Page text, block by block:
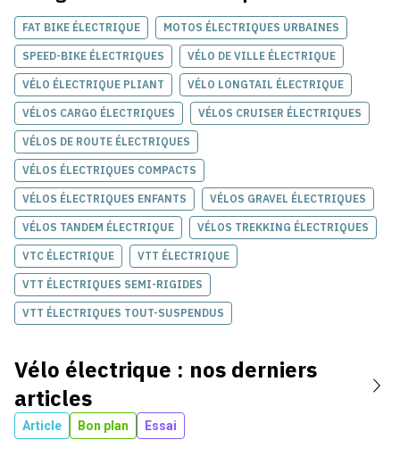
FAT BIKE ÉLECTRIQUE MOTOS ÉLECTRIQUES URBAINES
SPEED-BIKE ÉLECTRIQUES VÉLO DE VILLE ÉLECTRIQUE
VÉLO ÉLECTRIQUE PLIANT VÉLO LONGTAIL ÉLECTRIQUE
VÉLOS CARGO ÉLECTRIQUES VÉLOS CRUISER ÉLECTRIQUES
VÉLOS DE ROUTE ÉLECTRIQUES
VÉLOS ÉLECTRIQUES COMPACTS
VÉLOS ÉLECTRIQUES ENFANTS VÉLOS GRAVEL ÉLECTRIQUES
VÉLOS TANDEM ÉLECTRIQUE VÉLOS TREKKING ÉLECTRIQUES
VTC ÉLECTRIQUE VTT ÉLECTRIQUE
VTT ÉLECTRIQUES SEMI-RIGIDES
VTT ÉLECTRIQUES TOUT-SUSPENDUS
Vélo électrique : nos derniers
articles
Article Bon plan Essai